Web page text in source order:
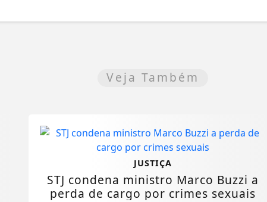
Veja Também
JUSTIÇA
STJ condena ministro Marco Buzzi a
perda de cargo por crimes sexuais